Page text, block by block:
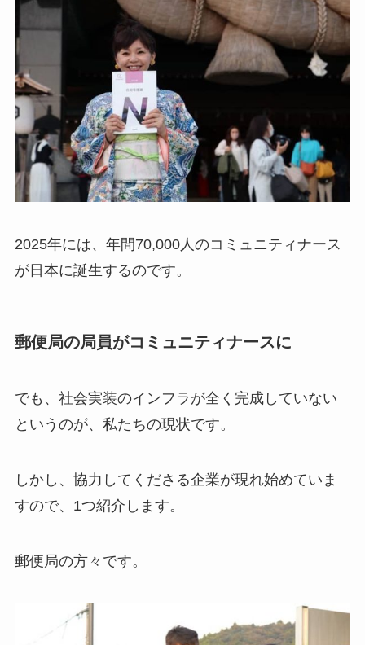
2025年には、年間70,000人のコミュニティナース
が日本に誕生するのです。
郵便局の局員がコミュニティナースに
でも、社会実装のインフラが全く完成していない
というのが、私たちの現状です。
しかし、協力してくださる企業が現れ始めていま
すので、1つ紹介します。
郵便局の方々です。